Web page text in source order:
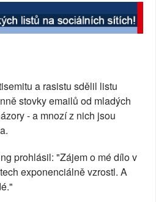
a rasistu sdělil listu
stovky emailů od mladých
- a mnozí z nich jsou
prohlásil: "Zájem o mé dílo v
exponenciálně vzrostl. A